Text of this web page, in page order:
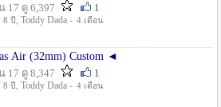
17 ดู 6,397
1
8 ปี , Toddy Dada - 4 เดือน
Air (32mm) Custom ◄
17 ดู 8,347
1
8 ปี , Toddy Dada - 4 เดือน